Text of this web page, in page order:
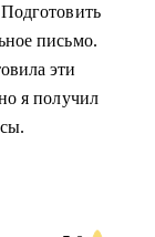
письмо.
эти
я получил